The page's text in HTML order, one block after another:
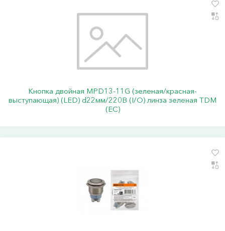
Кнопка двойная MPD13-11G (зеленая/красная-
выступающая) (LED) d22мм/220В (I/O) линза зеленая TDM
(ЕС)